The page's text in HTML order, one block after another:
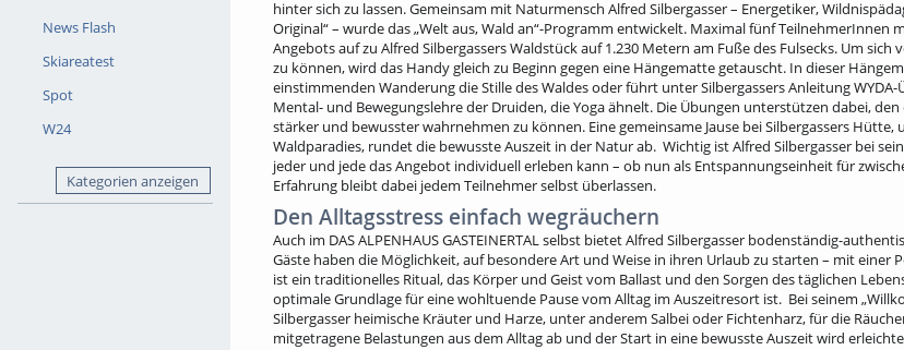
News Flash
Skiareatest
Spot
W24
Kategorien anzeigen
hinter sich zu lassen. Gemeinsam mit Naturmensch Alfred Silbergasser – Energetiker,
Original“ – wurde das „Welt aus, Wald an“-Programm entwickelt. Maximal fünf TeilnehmerInnen
Angebots auf zu Alfred Silbergassers Waldstück auf 1.230 Metern am Fuße des Fulsecks. Um sich
zu können, wird das Handy gleich zu Beginn gegen eine Hängematte getauscht. In dieser
einstimmenden Wanderung die Stille des Waldes oder führt unter Silbergassers Anleitung WYDA-
Mental- und Bewegungslehre der Druiden, die Yoga ähnelt. Die Übungen unterstützen dabei,
stärker und bewusster wahrnehmen zu können. Eine gemeinsame Jause bei Silbergassers Hütte,
Waldparadies, rundet die bewusste Auszeit in der Natur ab. Wichtig ist Alfred Silbergasser bei
jeder und jede das Angebot individuell erleben kann – ob nun als Entspannungseinheit für
Erfahrung bleibt dabei jedem Teilnehmer selbst überlassen.
Den Alltagsstress einfach wegräuchern
Auch im DAS ALPENHAUS GASTEINERTAL selbst bietet Alfred Silbergasser bodenständig-
Gäste haben die Möglichkeit, auf besondere Art und Weise in ihren Urlaub zu starten – mit einer
ist ein traditionelles Ritual, das Körper und Geist vom Ballast und den Sorgen des täglichen
optimale Grundlage für eine wohltuende Pause vom Alltag im Auszeitresort ist. Bei seinem
Silbergasser heimische Kräuter und Harze, unter anderem Salbei oder Fichtenharz, für die
mitgetragene Belastungen aus dem Alltag ab und der Start in eine bewusste Auszeit wird